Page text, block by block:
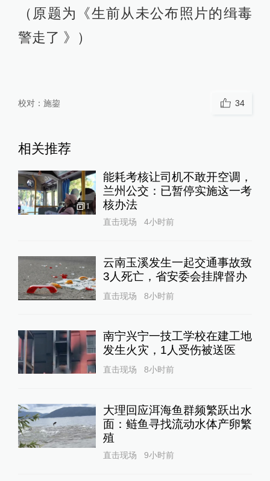
（原题为《生前从未公布照片的缉毒
警走了 》）
校对： 施鋆 34
相关推荐
1
能耗考核让司机不敢开空调，
兰州公交：已暂停实施这一考
核办法
直击现场 4小时前
云南玉溪发生一起交通事故致
3人死亡，省安委会挂牌督办
直击现场 8小时前
南宁兴宁一技工学校在建工地
发生火灾，1人受伤被送医
直击现场 8小时前
大理回应洱海鱼群频繁跃出水
面：鲢鱼寻找流动水体产卵繁
殖
直击现场 9小时前